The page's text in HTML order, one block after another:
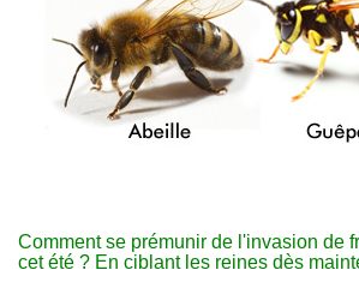
Comment se prémunir de l'invasion de
cet été ? En ciblant les reines dès